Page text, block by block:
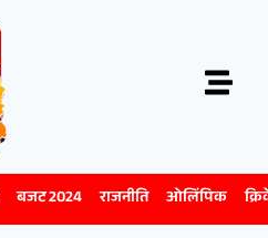
बजट 2024 राजनीति ओलिंपिक